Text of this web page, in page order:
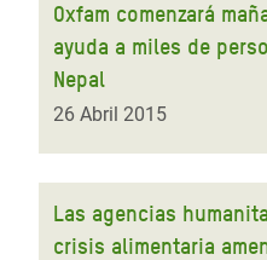
Oxfam comenzará
ayuda a miles de
Nepal
26 Abril 2015
Las agencias
crisis alimentaria